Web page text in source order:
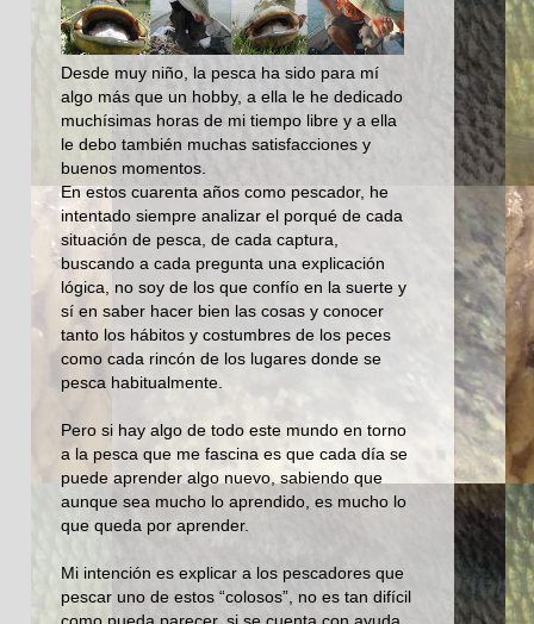
Desde muy niño, la pesca ha sido para mí
algo más que un hobby, a ella le he dedicado
muchísimas horas de mi tiempo libre y a ella
le debo también muchas satisfacciones y
buenos momentos.
En estos cuarenta años como pescador, he
intentado siempre analizar el porqué de cada
situación de pesca, de cada captura,
buscando a cada pregunta una explicación
lógica, no soy de los que confío en la suerte y
sí en saber hacer bien las cosas y conocer
tanto los hábitos y costumbres de los peces
como cada rincón de los lugares donde se
pesca habitualmente.
Pero si hay algo de todo este mundo en torno
a la pesca que me fascina es que cada día se
puede aprender algo nuevo, sabiendo que
aunque sea mucho lo aprendido, es mucho lo
que queda por aprender.
Mi intención es explicar a los pescadores que
pescar uno de estos “colosos”, no es tan difícil